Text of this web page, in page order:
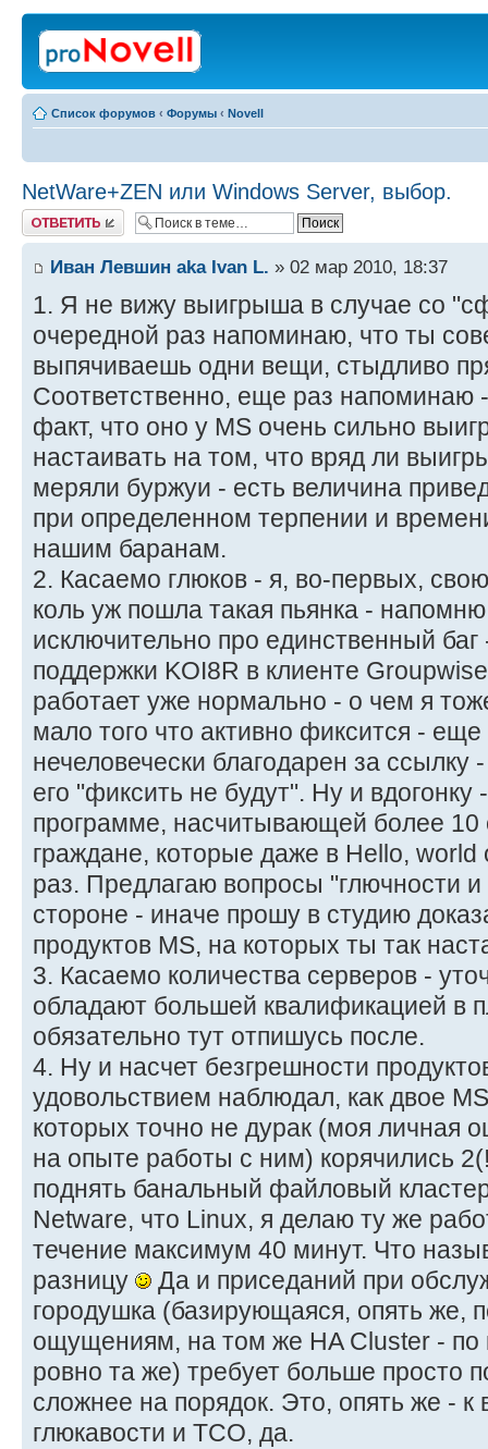
Список форумов ‹ Форумы ‹ Novell
NetWare+ZEN или Windows Server, выбор.
Ответить
Иван Левшин aka Ivan L. » 02 мар 2010, 18:37
1. Я не вижу выигрыша в случае со
очередной раз напоминаю, что ты
выпячиваешь одни вещи, стыдливо
Соответственно, еще раз напоминаю
факт, что оно у MS очень сильно
настаивать на том, что вряд ли
меряли буржуи - есть величина
при определенном терпении и
нашим баранам.
2. Касаемо глюков - я, во-первых,
коль уж пошла такая пьянка -
исключительно про единственный
поддержки KOI8R в клиенте
работает уже нормально - о чем я
мало того что активно фиксится -
нечеловечески благодарен за ссылку
его "фиксить не будут". Ну и вдогонку
программе, насчитывающей более 10
граждане, которые даже в Hello,
раз. Предлагаю вопросы "глючности и
стороне - иначе прошу в студию
продуктов MS, на которых ты так
3. Касаемо количества серверов -
обладают большей квалификацией в
обязательно тут отпишусь после.
4. Ну и насчет безгрешности
удовольствием наблюдал, как двое
которых точно не дурак (моя личная
на опыте работы с ним) корячились
поднять банальный файловый
Netware, что Linux, я делаю ту же
течение максимум 40 минут. Что
разницу
Да и приседаний при
городушка (базирующаяся, опять же,
ощущениям, на том же HA Cluster - по
ровно та же) требует больше просто
сложнее на порядок. Это, опять же - к
глюкавости и ТСО, да.